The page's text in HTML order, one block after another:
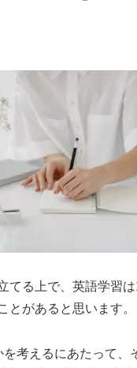
てる上で、英語学習
とがあると思います。
考えるにあたって、